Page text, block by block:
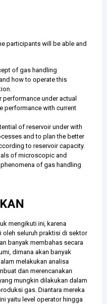
participants will be able and
of gas handling
how to operate this
under actual
performance with current
of reservoir under with
and to plan the better
to reservoir capacity.
of microscopic and
of gas handling
mengikuti ini karena
oleh seluruh praktisi di sektor
banyak membahas secara
dimana akan banyak
melakukan analisa
dan merencanakan
mungkin dilakukan dalam
gas. Diantara mereka
yaitu level operator hingga